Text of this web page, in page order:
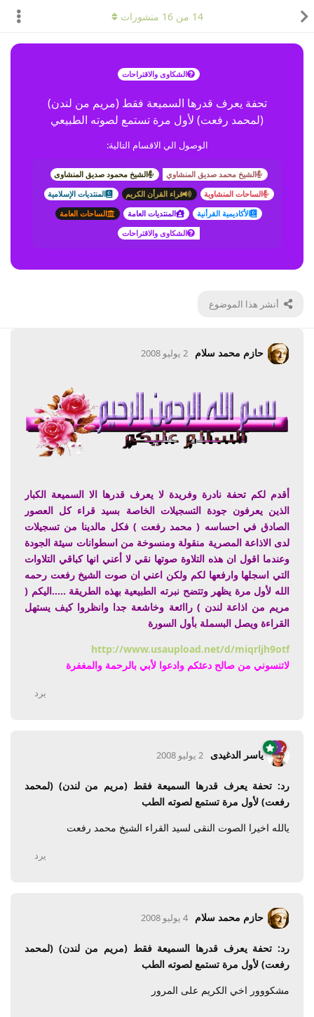
الشكاوى والاقتراحات
تحفة يعرف قدرها السميعة فقط (مريم من لندن)
(لمحمد رفعت) لأول مرة تستمع لصوته الطبيعي
الوصول الي الاقسام التالية:
الشيخ محمد صديق المنشاوي
الشيخ محمود صديق المنشاوى
الساحات المنشاوية
قراء القرأن الكريم
المنتديات الإسلامية
الأكاديمية القرأنية
المنتديات العامة
الساحات العامة
الشكاوى والاقتراحات
أنشر هذا الموضوع
14 من16 منشورات
حازم محمد سلام 2 يوليو 2008
أقدم لكم تحفة نادرة وفريدة لا يعرف قدرها الا السميعة الكبار
الذين يعرفون جودة التسجيلات الخاصة بسيد قراء كل العصور
الصادق في احساسه ( محمد رفعت ) فكل مالدينا من تسجيلات
لدى الاذاعة المصرية منقولة ومنسوخة من اسطوانات سيئة الجودة
وعندما اقول ان هذه التلاوة صوتها نقي لا أعني انها كباقي التلاوات
التي اسجلها وارفعها لكم ولكن اعني ان صوت الشيخ رفعت رحمه
الله لأول مرة يظهر وتتضح نبرته الطبيعية بهذه الطريقة .....اليكم (
مريم من اذاعة لندن ) راائعة وخاشعة جدا وانظروا كيف يستهل
القراءة ويصل البسملة بأول السورة
http://www.usaupload.net/d/miqrljh9otf
لاتنسوني من صالح دعئكم وادعوا لأبي بالرحمة والمغفرة
يرد
ياسر الدغيدى 2 يوليو 2008
رد: تحفة يعرف قدرها السميعة فقط (مريم من لندن) (لمحمد
رفعت) لأول مرة تستمع لصوته الطب
يالله اخيرا الصوت النقى لسيد القراء الشيخ محمد رفعت
يرد
حازم محمد سلام 4 يوليو 2008
رد: تحفة يعرف قدرها السميعة فقط (مريم من لندن) (لمحمد
رفعت) لأول مرة تستمع لصوته الطب
مشكووور اخي الكريم على المرور